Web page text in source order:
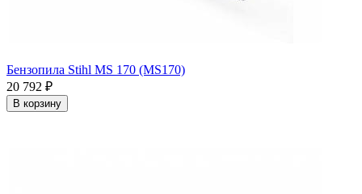
Бензопила Stihl MS 170 (MS170)
20 792 ₽
В корзину